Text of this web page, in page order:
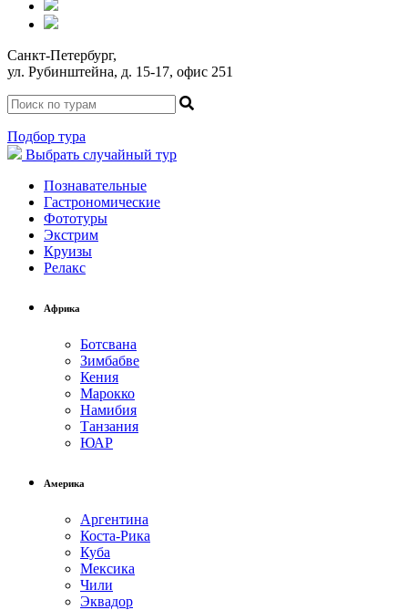
Санкт-Петербург,
ул. Рубинштейна, д. 15-17, офис 251
Подбор тура
Выбрать случайный тур
Познавательные
Гастрономические
Фототуры
Экстрим
Круизы
Релакс
Африка
Ботсвана
Зимбабве
Кения
Марокко
Намибия
Танзания
ЮАР
Америка
Аргентина
Коста-Рика
Куба
Мексика
Чили
Эквадор